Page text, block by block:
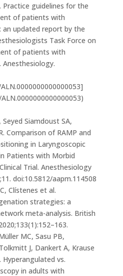
guidelines for the
of patients with
an updated report by the
Task Force on
of patients with
Anesthesiology.
Siamdoust SA,
Comparison of RAMP and
in Laryngoscopic
Patients with Morbid
Trial. Anesthesiology
doi:10.5812/aapm.114508
Clístenes et al.
strategies: a
meta-analysis. British
MC, Sasu PB,
J, Dankert A, Krause
vs.
in adults with